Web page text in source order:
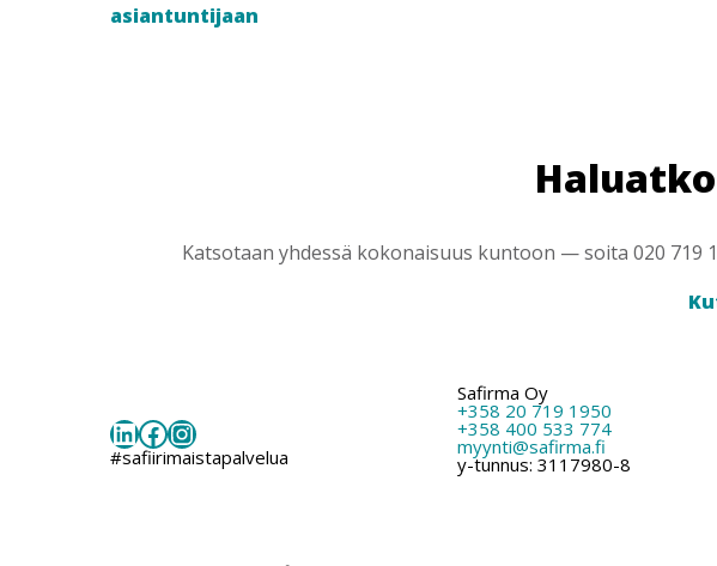
asiantuntijaan
Katsotaan yhdessä kokonaisuus kuntoon — soita 020 719
LinkedIn
Facebook
Instagram
#safiirimaistapalvelua
Safirma Oy
+358 20 719 1950
+358 400 533 774
myynti@safirma.fi
y-tunnus: 3117980-8